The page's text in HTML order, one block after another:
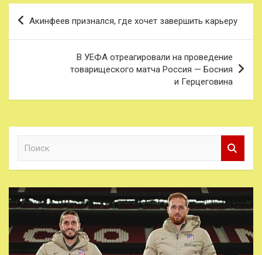
Навигация
Акинфеев признался, где хочет завершить карьеру
В УЕФА отреагировали на проведение
товарищеского матча Россия — Босния
и Герцеговина
к